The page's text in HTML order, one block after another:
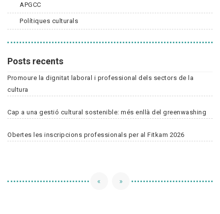
APGCC
Polítiques culturals
Posts recents
Promoure la dignitat laboral i professional dels sectors de la
cultura
Cap a una gestió cultural sostenible: més enllà del greenwashing
Obertes les inscripcions professionals per al Fitkam 2026
« »